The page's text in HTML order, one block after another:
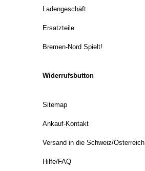
Ladengeschäft
Ersatzteile
Bremen-Nord Spielt!
Widerrufsbutton
Sitemap
Ankauf-Kontakt
Versand in die Schweiz/Österreich
Hilfe/FAQ